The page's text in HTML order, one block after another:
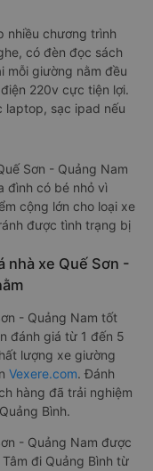
nhiều chương trình
có đèn đọc sách
mỗi giường nằm đều
220v cực tiện lợi.
laptop, sạc ipad nếu
Sơn - Quảng Nam
đình có bé nhỏ vì
cộng lớn cho loại xe
được tình trạng bị
nhà xe Quế Sơn -
- Quảng Nam tốt
đánh giá từ 1 đến 5
lượng xe giường
Vexere.com. Đánh
hàng đã trải nghiệm
Bình.
- Quảng Nam được
đi Quảng Bình từ